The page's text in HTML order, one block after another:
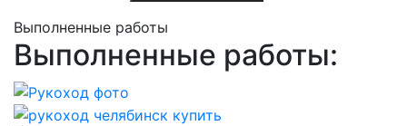
Выполненные работы
Выполненные работы: